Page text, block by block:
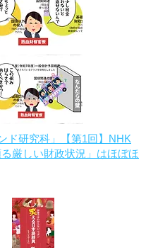
ド研究科」【第1回】NHK
厳しい財政状況」はほぼほ